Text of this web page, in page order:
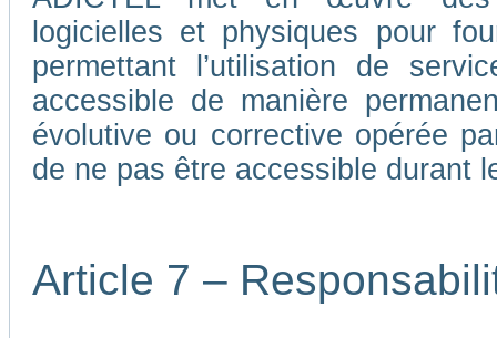
logicielles et physiques pour
permettant l’utilisation de
accessible de manière
évolutive ou corrective opérée
de ne pas être accessible durant
Article 7 –